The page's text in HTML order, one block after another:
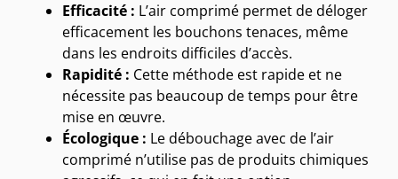
Efficacité : L’air comprimé permet de déloger
efficacement les bouchons tenaces, même
dans les endroits difficiles d’accès.
Rapidité : Cette méthode est rapide et ne
nécessite pas beaucoup de temps pour être
mise en œuvre.
Écologique : Le débouchage avec de l’air
comprimé n’utilise pas de produits chimiques